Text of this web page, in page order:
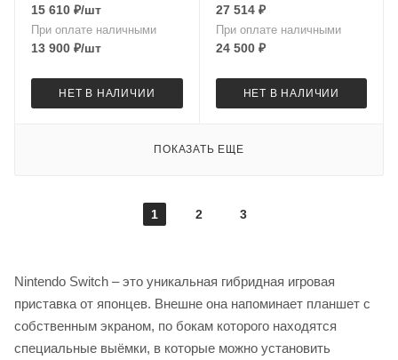
15 610 ₽/шт
При оплате наличными
13 900 ₽/шт
НЕТ В НАЛИЧИИ
27 514₽
При оплате наличными
24 500₽
НЕТ В НАЛИЧИИ
ПОКАЗАТЬ ЕЩЕ
1 2 3
Nintendo Switch – это уникальная гибридная игровая
приставка от японцев. Внешне она напоминает планшет с
собственным экраном, по бокам которого находятся
специальные выёмки, в которые можно установить